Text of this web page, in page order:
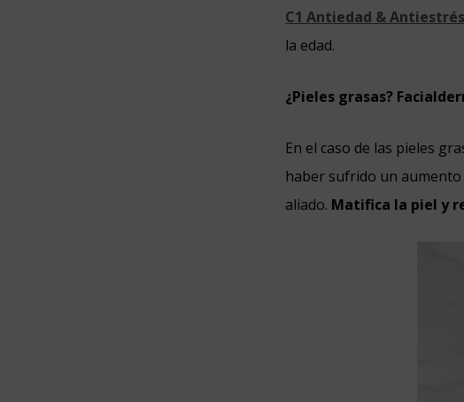
C1 Antiedad &
la edad.
¿Pieles grasas?
En el caso de las pieles
haber sufrido un
aliado. Matifica la piel y